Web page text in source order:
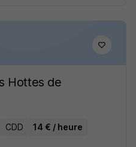
Hottes de
CDD 14 € / heure